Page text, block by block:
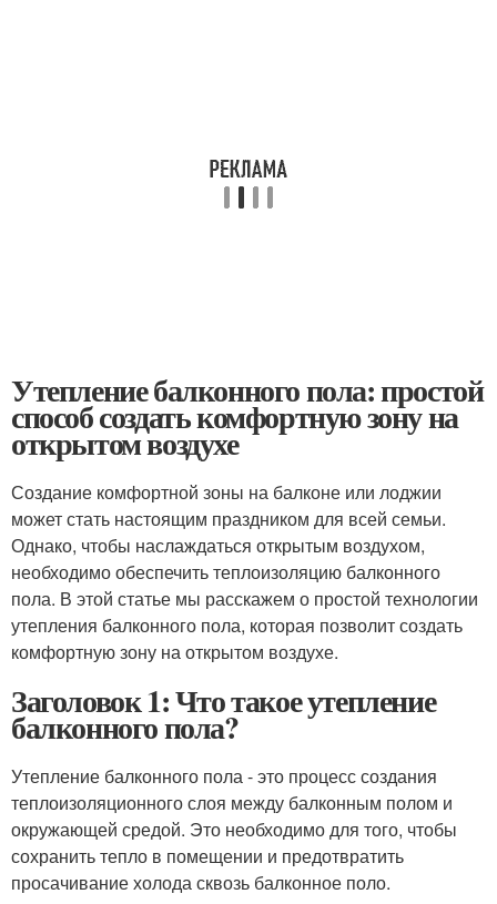
Утепление балконного пола: простой
способ создать комфортную зону на
открытом воздухе
Создание комфортной зоны на балконе или лоджии
может стать настоящим праздником для всей семьи.
Однако, чтобы наслаждаться открытым воздухом,
необходимо обеспечить теплоизоляцию балконного
пола. В этой статье мы расскажем о простой технологии
утепления балконного пола, которая позволит создать
комфортную зону на открытом воздухе.
Заголовок 1: Что такое утепление
балконного пола?
Утепление балконного пола - это процесс создания
теплоизоляционного слоя между балконным полом и
окружающей средой. Это необходимо для того, чтобы
сохранить тепло в помещении и предотвратить
просачивание холода сквозь балконное поло.